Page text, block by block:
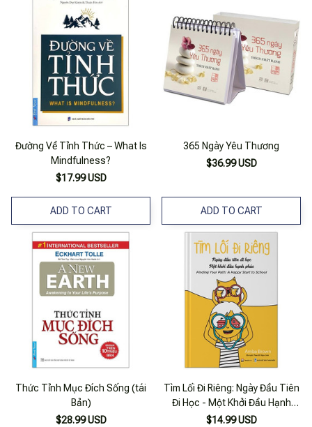
Đường Về Tỉnh Thức – What Is
Mindfulness?
$17.99 USD
ADD TO CART
365 Ngày Yêu Thương
$36.99 USD
ADD TO CART
Thức Tỉnh Mục Đích Sống (tái
Bản)
$28.99 USD
Tìm Lối Đi Riêng: Ngày Đầu Tiên
Đi Học - Một Khởi Đầu Hạnh
Phúc - Finding Your Path: A
$14.99 USD